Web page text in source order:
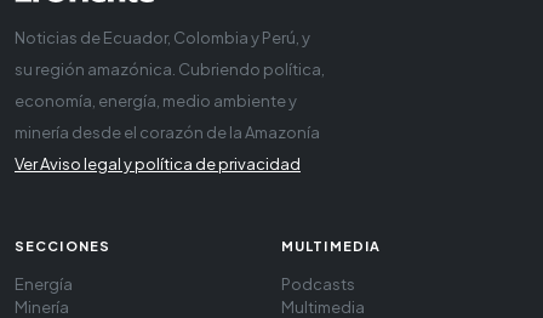
Noticias de Ecuador, Colombia y Perú, y
su región amazónica. Cubriendo política,
economía, energía, medio ambiente y
minería desde el corazón de la Amazonía
Ver Aviso legal y política de privacidad
SECCIONES
Energía
Minería
MULTIMEDIA
Podcasts
Multimedia